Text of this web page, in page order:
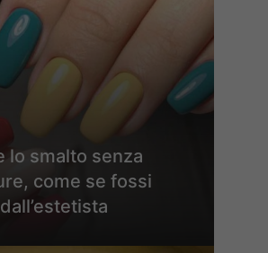
lo smalto senza
come se fossi